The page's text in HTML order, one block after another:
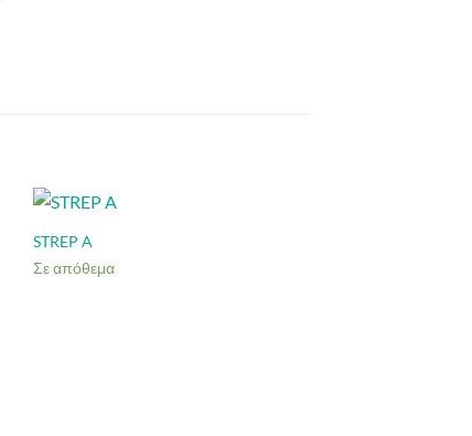
STREP A
Σε απόθεμα